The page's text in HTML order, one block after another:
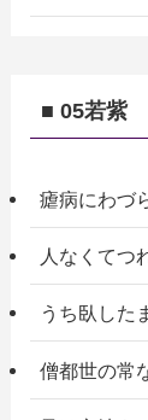
■ 05若紫
瘧病にわづ
人なくてつ
うち臥した
僧都世の常